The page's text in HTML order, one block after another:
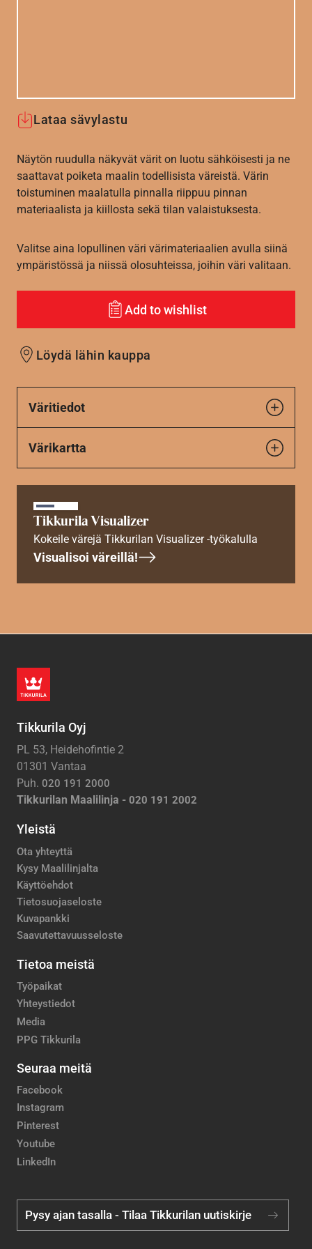
Lataa sävylastu
Näytön ruudulla näkyvät värit on luotu sähköisesti ja ne
saattavat poiketa maalin todellisista väreistä. Värin
toistuminen maalatulla pinnalla riippuu pinnan
materiaalista ja kiillosta sekä tilan valaistuksesta.
Valitse aina lopullinen väri värimateriaalien avulla siinä
ympäristössä ja niissä olosuhteissa, joihin väri valitaan.
Add to wishlist
Löydä lähin kauppa
Väritiedot
Värikartta
Tikkurila Visualizer
Kokeile värejä Tikkurilan Visualizer -työkalulla
Visualisoi väreillä!
Tikkurila Oyj
PL 53, Heidehofintie 2
01301 Vantaa
Puh. 020 191 2000
Tikkurilan Maalilinja - 020 191 2002
Yleistä
Ota yhteyttä
Kysy Maalilinjalta
Käyttöehdot
Tietosuojaseloste
Kuvapankki
Saavutettavuusseloste
Tietoa meistä
Työpaikat
Yhteystiedot
Media
PPG Tikkurila
Seuraa meitä
Facebook
Instagram
Pinterest
Youtube
LinkedIn
Pysy ajan tasalla - Tilaa Tikkurilan uutiskirje